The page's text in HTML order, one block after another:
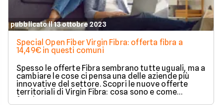
pubblicato il 13 ottobre 2023
Special Open Fiber Virgin Fibra: offerta fibra a
14,49€ in questi comuni
Spesso le offerte Fibra sembrano tutte uguali, ma a
cambiare le cose ci pensa una delle aziende più
innovative del settore. Scopri le nuove offerte
territoriali di Virgin Fibra: cosa sono e come
funzionano.